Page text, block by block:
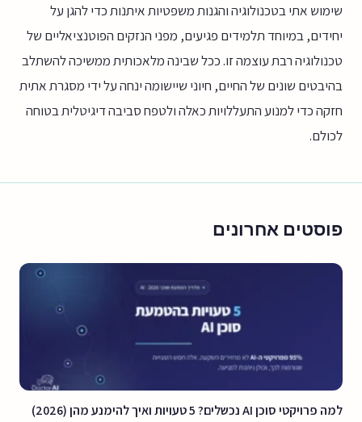
שימוש אתי בטכנולוגיה והגנות משפטיות איתנות כדי להגן על
יחידים, במיוחד תלמידים פגיעים, מפני הנזקים הפוטנציאליים של
טכנולוגיה רבת עוצמה זו. ככל שבינה מלאכותית ממשיכה להשתלב
בהיבטים שונים של החיים, חיוני שיישומה ינחה על ידי מסגרת אתית
חזקה כדי למנוע התעללויות כאלה ולטפח סביבה דיגיטלית בטוחה
לכולם.
פוסטים אחרונים
למה פרויקטי סוכן AI נכשלים? 5 טעויות ואיך להימנע מהן (2026)